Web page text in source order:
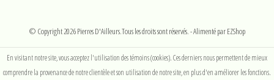
© Copyright 2026 Pierres D'Ailleurs.Tous les droits sont réservés.- Alimenté parEZShop
En visitant notre site, vous acceptez l'utilisation des témoins (cookies). Ces derniers nous permettent de mieux
comprendre la provenance de notre clientèle et son utilisation de notre site, en plus d'en améliorer les fonctions.